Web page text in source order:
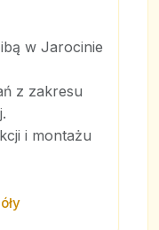
w Jarocinie
z zakresu
i montażu